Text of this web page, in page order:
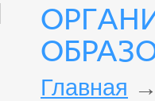
Главная